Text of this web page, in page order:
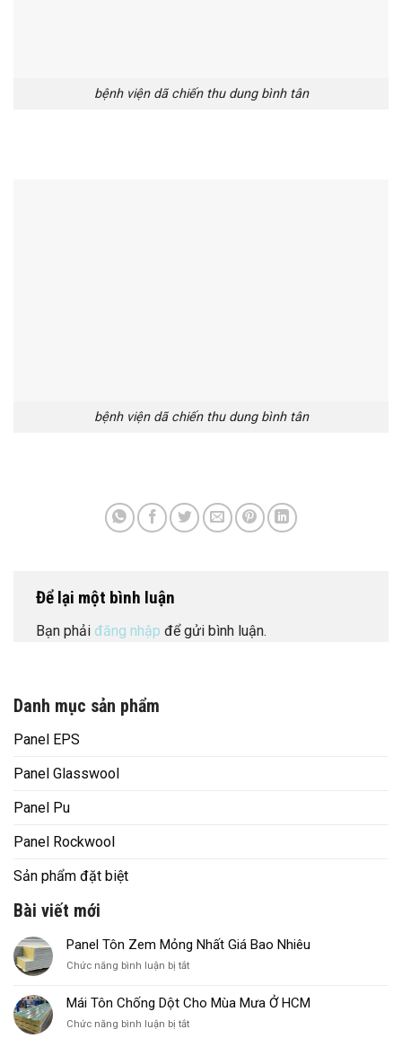
bệnh viện dã chiến thu dung bình tân
bệnh viện dã chiến thu dung bình tân
Để lại một bình luận
Bạn phải đăng nhập để gửi bình luận.
Danh mục sản phẩm
Panel EPS
Panel Glasswool
Panel Pu
Panel Rockwool
Sản phẩm đặt biệt
Bài viết mới
Panel Tôn Zem Mỏng Nhất Giá Bao Nhiêu
Chức năng bình luận bị tắtở
Tôn
Zem
Mỏng
Mái Tôn Chống Dột Cho Mùa Mưa Ở HCM
Chức năng bình luận bị tắtở